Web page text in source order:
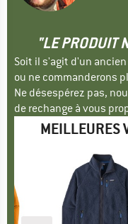
"LE PRODUIT
Soit il s'agit d'un
ou ne commanderons
Ne désespérez pas,
de rechange à vous
MEILLEURES